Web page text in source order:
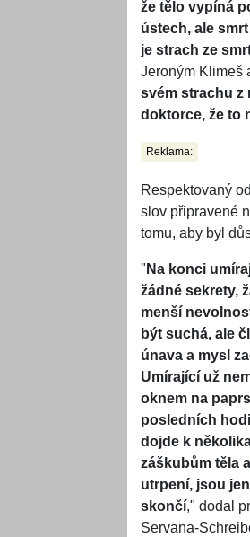
že tělo vypíná
ústech, ale
je strach ze
Jeroným Klimeš
svém strachu z
doktorce, že to
Reklama:
Respektovaný
slov připravené
tomu, aby byl
" Na konci
žádné sekrety,
menší
být suchá, ale
únava a mysl
Umírající už
oknem na
posledních
dojde k
záškubům těla
utrpení, jsou
skončí," dodal
Servana-